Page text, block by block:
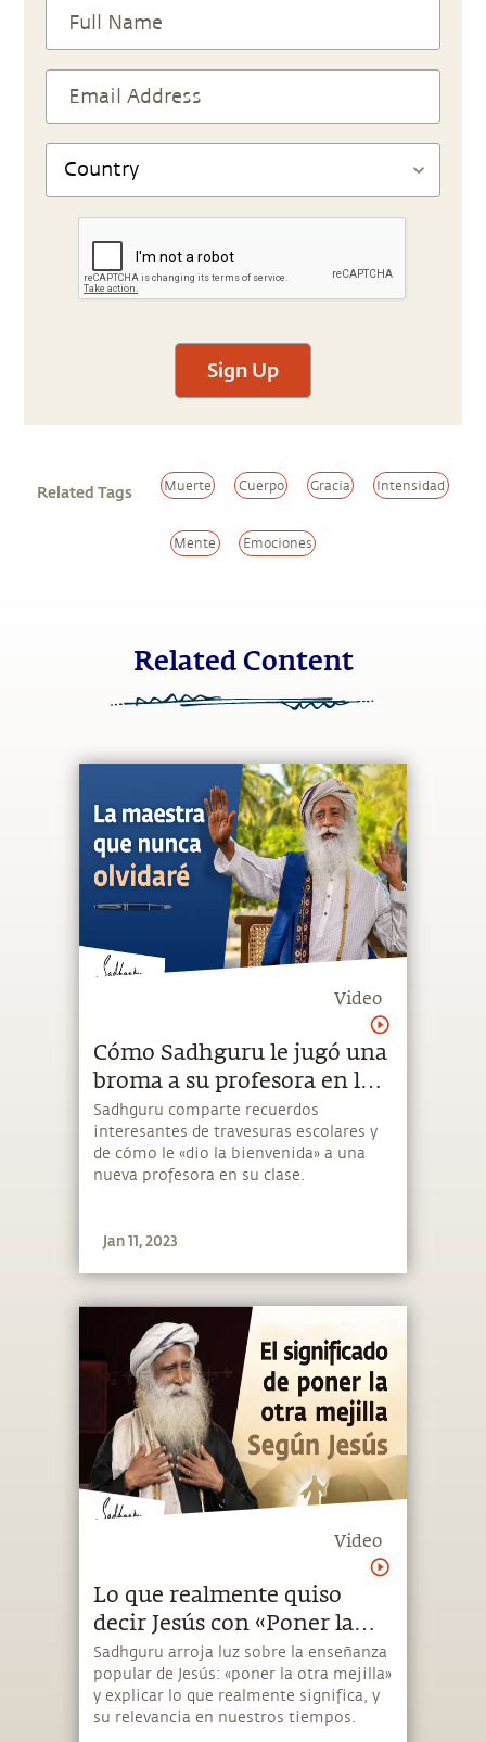
Sign Up
Related Tags Muerte Cuerpo Gracia Intensidad
Mente Emociones
Related Content
Video
Cómo Sadhguru le jugó una
broma a su profesora en la
escuela | Sadhguru Español
Sadhguru comparte recuerdos
interesantes de travesuras escolares y
de cómo le «dio la bienvenida» a una
nueva profesora en su clase.
Jan 11, 2023
Video
Lo que realmente quiso
decir Jesús con «Poner la
otra mejilla» | Sadhguru
Español
Sadhguru arroja luz sobre la enseñanza
popular de Jesús: «poner la otra mejilla»
y explicar lo que realmente significa, y
su relevancia en nuestros tiempos.